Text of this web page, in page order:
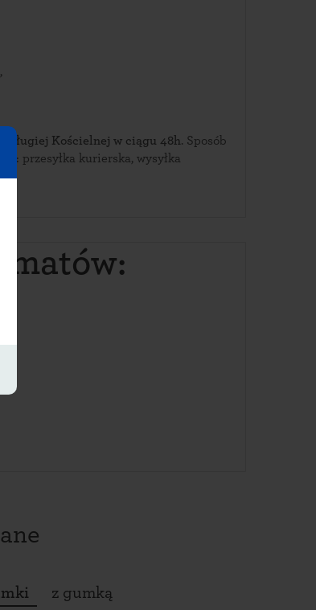
Długiej Kościelnej w ciągu 48h. Sposób
przesyłka kurierska, wysyłka
z gumką